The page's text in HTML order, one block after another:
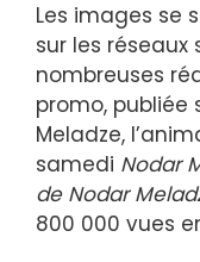
Les images se
sur les
nombreuses
promo, publiée
Meladze,
samedi Nodar
de Nodar
800 000 vues